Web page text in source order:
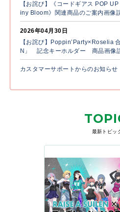
【お詫び】《コードギアス POP
iny Bloom》関連商品のご案内画像
2026年04月30日
【お詫び】Poppin’Party×Roselia
N」 記念キーホルダー 商品画像
せ
カスタマーサポートからのお知らせ
最新トピッ